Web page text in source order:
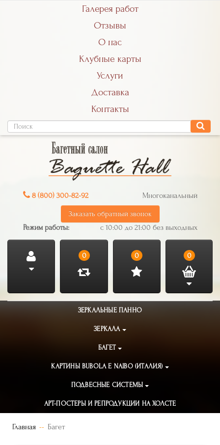
Галерея работ
Отзывы
О нас
Клубные карты
Услуги
Доставка
Контакты
8 (800) 300-82-92 Многоканальный
Заказать обратный звонок
Режим работы: с 10:00 до 21:00 без выходных
0 0 0
ЗЕРКАЛЬНЫЕ ПАННО
ЗЕРКАЛА
БАГЕТ
КАРТИНЫ BUBOLA E NAIBO (ИТАЛИЯ)
ПОДВЕСНЫЕ СИСТЕМЫ
АРТ-ПОСТЕРЫ И РЕПРОДУКЦИИ НА ХОЛСТЕ
Главная Багет